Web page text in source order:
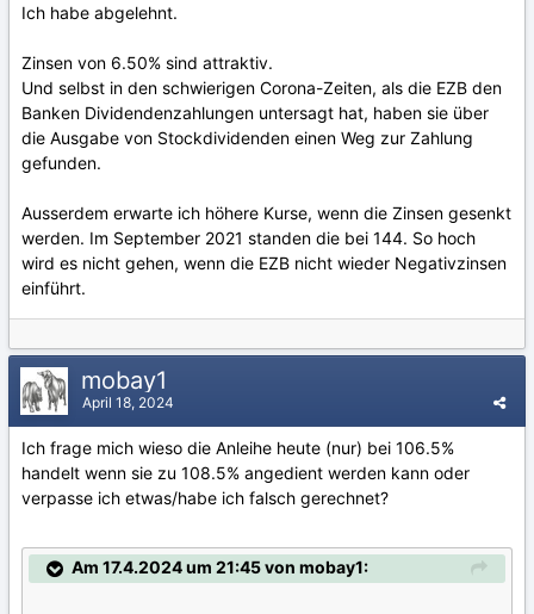
Ich habe abgelehnt.
Zinsen von 6.50% sind attraktiv.
Und selbst in den schwierigen Corona-Zeiten, als die EZB den
Banken Dividendenzahlungen untersagt hat, haben sie über
die Ausgabe von Stockdividenden einen Weg zur Zahlung
gefunden.
Ausserdem erwarte ich höhere Kurse, wenn die Zinsen gesenkt
werden. Im September 2021 standen die bei 144. So hoch
wird es nicht gehen, wenn die EZB nicht wieder Negativzinsen
einführt.
mobay1
April 18, 2024
Ich frage mich wieso die Anleihe heute (nur) bei 106.5%
handelt wenn sie zu 108.5% angedient werden kann oder
verpasse ich etwas/habe ich falsch gerechnet?
Am 17.4.2024 um 21:45 von mobay1: